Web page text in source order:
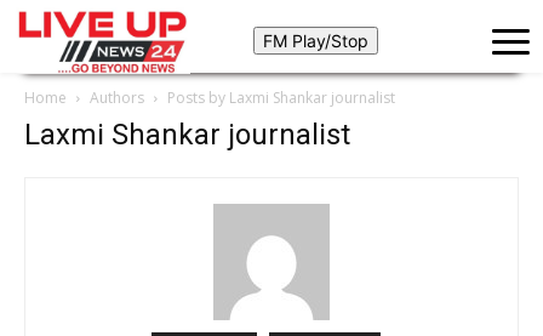
Home Authors Posts by Laxmi Shankar journalist
Laxmi Shankar journalist